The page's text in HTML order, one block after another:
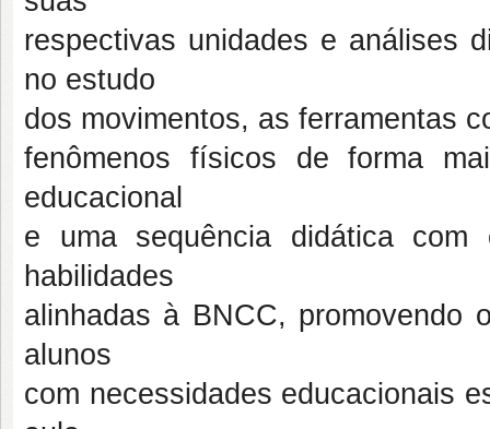
respectivas unidades e análises
no estudo
dos movimentos, as ferramentas
fenômenos físicos de forma
educacional
e uma sequência didática com
habilidades
alinhadas à BNCC, promovendo
alunos
com necessidades educacionais